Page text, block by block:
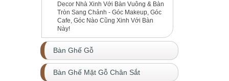
Decor Nhà Xinh Với Bàn Vuông & Bàn
Tròn Sang Chảnh - Góc Makeup, Góc
Cafe, Góc Nào Cũng Xinh Với Bàn
Này!
Bàn Ghế Gỗ
Bàn Ghế Mặt Gỗ Chân Sắt